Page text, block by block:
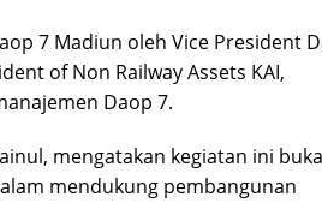
7 Madiun oleh Vice President
of Non Railway Assets KAI,
Daop 7.
mengatakan kegiatan ini
mendukung pembangunan